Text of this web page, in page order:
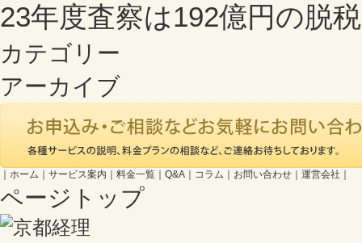
23年度査察は192億円の脱
カテゴリー
アーカイブ
ホーム サービス案内 料金一覧 Q&A コラム お問い合わせ 運営会社
ページトップ